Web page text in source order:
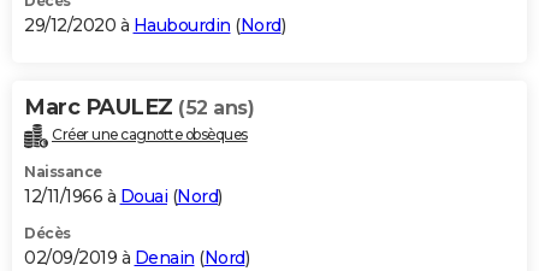
29/12/2020 à Haubourdin (Nord)
Marc PAULEZ (52 ans)
Créer une cagnotte obsèques
Naissance
12/11/1966 à Douai (Nord)
Décès
02/09/2019 à Denain (Nord)